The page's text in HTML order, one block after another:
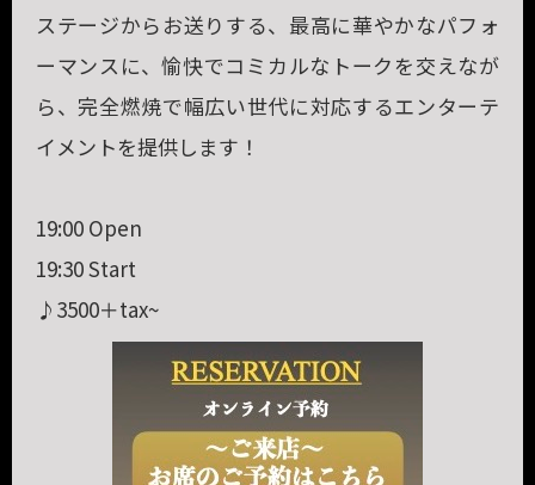
ステージからお送りする、最高に華やかなパフォ
ーマンスに、愉快でコミカルなトークを交えなが
ら、完全燃焼で幅広い世代に対応するエンターテ
イメントを提供します！
19:00 Open
19:30 Start
♪3500＋tax~